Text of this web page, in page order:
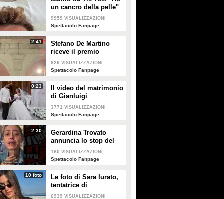
un cancro della pelle"
e apre al dibattito sulle
creme solari
9959 VISUALIZZAZIONI
Spettacolo Fanpage
2:41
Stefano De Martino
riceve il premio
intitolato al padre
Enrico
829 VISUALIZZAZIONI
Spettacolo Fanpage
0:23
Il video del matrimonio
di Gianluigi
Donnarumma e Alessia
Elefante
3771 VISUALIZZAZIONI
Spettacolo Fanpage
2:30
Gerardina Trovato
annuncia lo stop del
tour per problemi di
salute
180 VISUALIZZAZIONI
Spettacolo Fanpage
10 foto
Le foto di Sara Iurato,
tentatrice di
Temptation Island 2026
6939 VISUALIZZAZIONI